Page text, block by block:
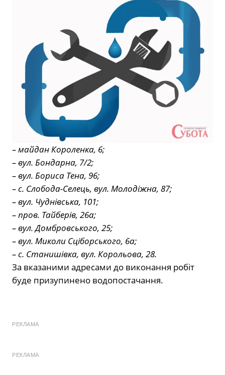
– майдан Короленка, 6;
– вул. Бондарна, 7/2;
– вул. Бориса Тена, 96;
– с. Слобода-Селець, вул. Молодіжна, 87;
– вул. Чуднівська, 101;
– пров. Тайберів, 26а;
– вул. Домбровського, 25;
– вул. Миколи Сціборського, 6а;
– с. Станишівка, вул. Корольова, 28.
За вказаними адресами до виконання робіт
буде призупинено водопостачання.
РЕКЛАМА
РЕКЛАМА